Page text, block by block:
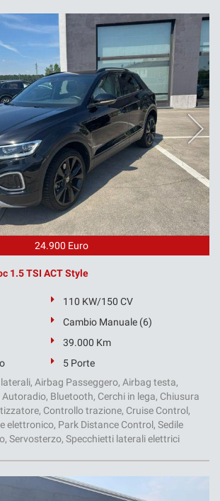
24.900 Euro
1.5 TSI ACT Style
110 KW/150 CV
Cambio Manuale (6)
39.000 Km
5 Porte
Airbag Passeggero, Airbag testa,
Bluetooth, Cerchi in lega, Chiusura
Controllo trazione, Cruise Control,
elettronico, Park Distance Control, Sedile
Servosterzo, Specchietti laterali elettrici